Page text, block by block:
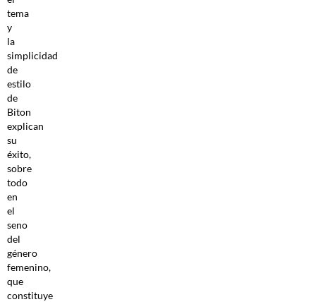
tema
y
la
simplicidad
de
estilo
de
Biton
explican
su
éxito,
sobre
todo
en
el
seno
del
género
femenino,
que
constituye